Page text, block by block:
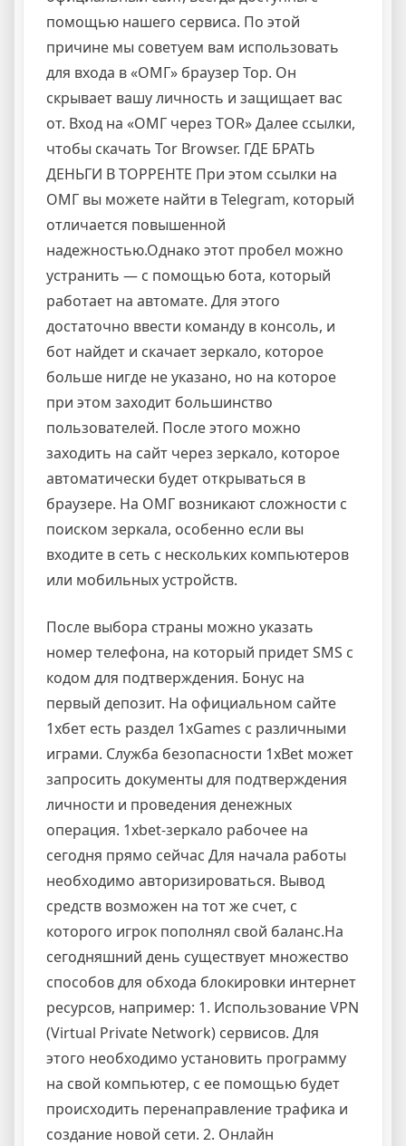
помощью нашего сервиса. По этой
причине мы советуем вам использовать
для входа в «ОМГ» браузер Тор. Он
скрывает вашу личность и защищает вас
от. Вход на «ОМГ через TOR» Далее ссылки,
чтобы скачать Tor Browser. ГДЕ БРАТЬ
ДЕНЬГИ В ТОРРЕНТЕ При этом ссылки на
ОМГ вы можете найти в Telegram, который
отличается повышенной
надежностью.Однако этот пробел можно
устранить — с помощью бота, который
работает на автомате. Для этого
достаточно ввести команду в консоль, и
бот найдет и скачает зеркало, которое
больше нигде не указано, но на которое
при этом заходит большинство
пользователей. После этого можно
заходить на сайт через зеркало, которое
автоматически будет открываться в
браузере. На ОМГ возникают сложности с
поиском зеркала, особенно если вы
входите в сеть с нескольких компьютеров
или мобильных устройств.
После выбора страны можно указать
номер телефона, на который придет SMS с
кодом для подтверждения. Бонус на
первый депозит. На официальном сайте
1хбет есть раздел 1xGames с различными
играми. Служба безопасности 1xBet может
запросить документы для подтверждения
личности и проведения денежных
операция. 1xbet-зеркало рабочее на
сегодня прямо сейчас Для начала работы
необходимо авторизироваться. Вывод
средств возможен на тот же счет, с
которого игрок пополнял свой баланс.На
сегодняшний день существует множество
способов для обхода блокировки интернет
ресурсов, например: 1. Использование VPN
(Virtual Private Network) сервисов. Для
этого необходимо установить программу
на свой компьютер, с ее помощью будет
происходить перенаправление трафика и
создание новой сети. 2. Онлайн